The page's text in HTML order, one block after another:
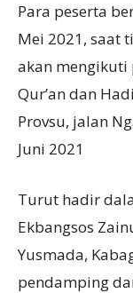
Para peserta
Mei 2021, saat
akan mengikuti
Qur’an dan
Provsu, jalan
Juni 2021
Turut hadir
Ekbangsos
Yusmada,
pendamping